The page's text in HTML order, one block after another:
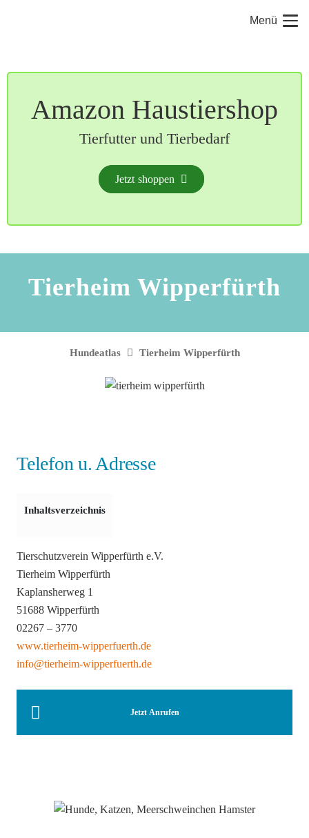
Menü
Amazon Haustiershop
Tierfutter und Tierbedarf
Jetzt shoppen
Tierheim Wipperfürth
Hundeatlas Tierheim Wipperfürth
Telefon u. Adresse
Inhaltsverzeichnis
Tierschutzverein Wipperfürth e.V.
Tierheim Wipperfürth
Kaplansherweg 1
51688 Wipperfürth
02267 – 3770
www.tierheim-wipperfuerth.de
info@tierheim-wipperfuerth.de
Jetzt Anrufen